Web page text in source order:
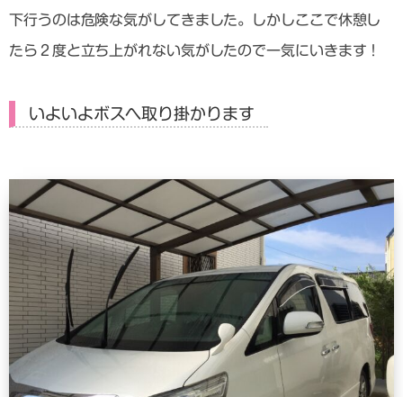
下行うのは危険な気がしてきました。しかしここで休憩し
たら２度と立ち上がれない気がしたので一気にいきます！
いよいよボスへ取り掛かります